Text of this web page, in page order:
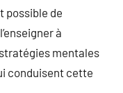
possible de
à
stratégies mentales
conduisent cette